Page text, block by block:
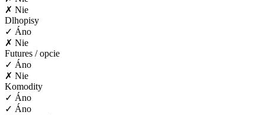
✗ Nie
Dlhopisy
✓ Áno
✗ Nie
Futures / opcie
✓ Áno
✗ Nie
Komodity
✓ Áno
✓ Áno